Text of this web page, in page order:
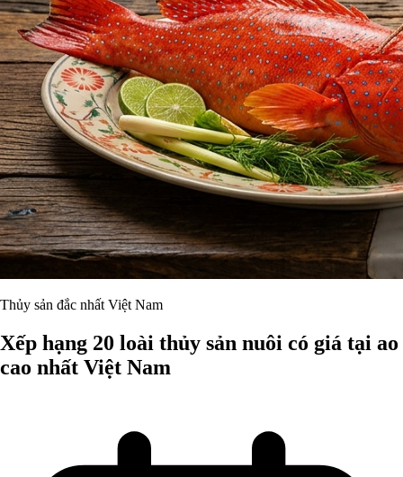
Thủy sản đắc nhất Việt Nam
Xếp hạng 20 loài thủy sản nuôi có giá tại ao
cao nhất Việt Nam